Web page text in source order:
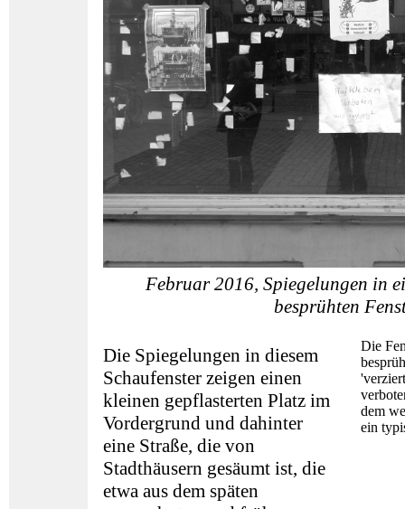
Februar 2016, Spiegelungen in
besprühten
Die Spiegelungen in diesem
Schaufenster zeigen einen
kleinen gepflasterten Platz im
Vordergrund und dahinter
eine Straße, die von
Stadthäusern gesäumt ist, die
etwa aus dem späten
Die
dem
ein